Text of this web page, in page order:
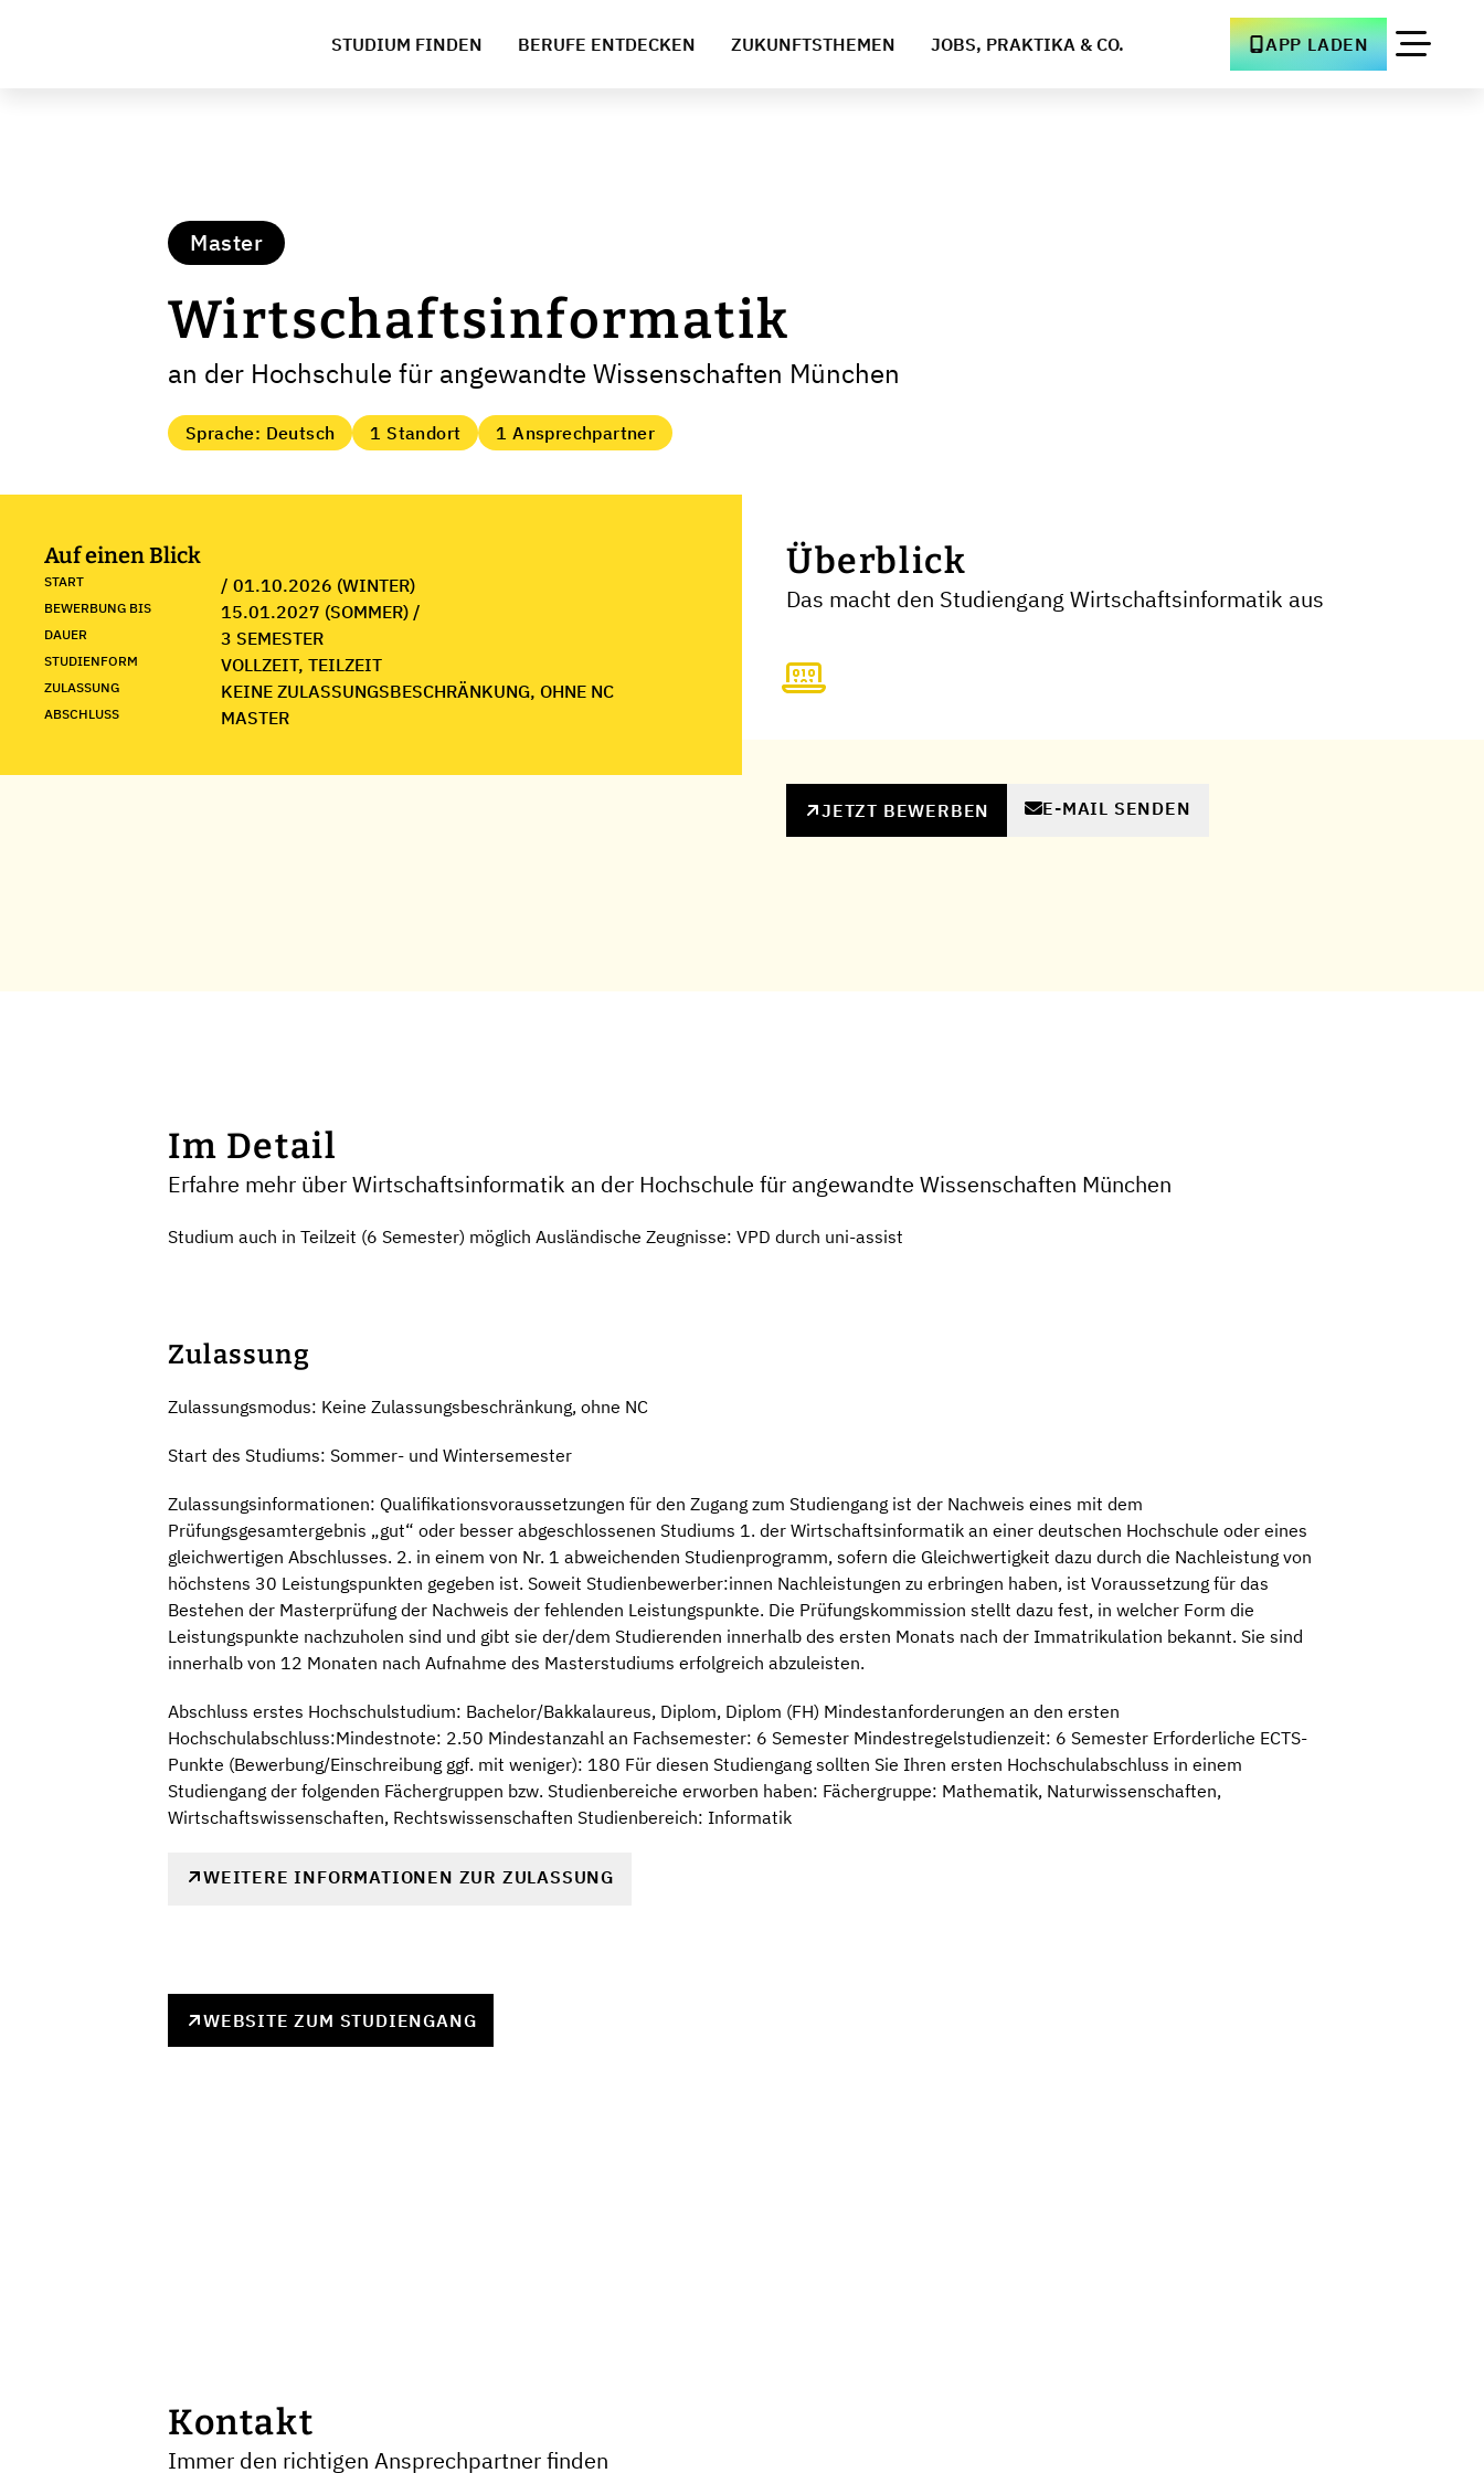
STUDIUM FINDEN BERUFE ENTDECKEN ZUKUNFTSTHEMEN JOBS, PRAKTIKA & CO. APP LADEN
Master
Wirtschaftsinformatik
an der Hochschule für angewandte Wissenschaften München
Sprache: Deutsch 1 Standort 1 Ansprechpartner
Auf einen Blick
START / 01.10.2026 (WINTER)
BEWERBUNG BIS 15.01.2027 (SOMMER) /
DAUER 3 SEMESTER
STUDIENFORM VOLLZEIT, TEILZEIT
ZULASSUNG KEINE ZULASSUNGSBESCHRÄNKUNG, OHNE NC
ABSCHLUSS MASTER
Überblick
Das macht den Studiengang Wirtschaftsinformatik aus
JETZT BEWERBEN E-MAIL SENDEN
Im Detail
Erfahre mehr über Wirtschaftsinformatik an der Hochschule für angewandte Wissenschaften München
Studium auch in Teilzeit (6 Semester) möglich Ausländische Zeugnisse: VPD durch uni-assist
Zulassung
Zulassungsmodus: Keine Zulassungsbeschränkung, ohne NC
Start des Studiums: Sommer- und Wintersemester
Zulassungsinformationen: Qualifikationsvoraussetzungen für den Zugang zum Studiengang ist der Nachweis eines mit dem
Prüfungsgesamtergebnis „gut“ oder besser abgeschlossenen Studiums 1. der Wirtschaftsinformatik an einer deutschen Hochschule oder eines
gleichwertigen Abschlusses. 2. in einem von Nr. 1 abweichenden Studienprogramm, sofern die Gleichwertigkeit dazu durch die Nachleistung von
höchstens 30 Leistungspunkten gegeben ist. Soweit Studienbewerber:innen Nachleistungen zu erbringen haben, ist Voraussetzung für das
Bestehen der Masterprüfung der Nachweis der fehlenden Leistungspunkte. Die Prüfungskommission stellt dazu fest, in welcher Form die
Leistungspunkte nachzuholen sind und gibt sie der/dem Studierenden innerhalb des ersten Monats nach der Immatrikulation bekannt. Sie sind
innerhalb von 12 Monaten nach Aufnahme des Masterstudiums erfolgreich abzuleisten.
Abschluss erstes Hochschulstudium: Bachelor/Bakkalaureus, Diplom, Diplom (FH) Mindestanforderungen an den ersten
Hochschulabschluss:Mindestnote: 2.50 Mindestanzahl an Fachsemester: 6 Semester Mindestregelstudienzeit: 6 Semester Erforderliche ECTS-
Punkte (Bewerbung/Einschreibung ggf. mit weniger): 180 Für diesen Studiengang sollten Sie Ihren ersten Hochschulabschluss in einem
Studiengang der folgenden Fächergruppen bzw. Studienbereiche erworben haben: Fächergruppe: Mathematik, Naturwissenschaften,
Wirtschaftswissenschaften, Rechtswissenschaften Studienbereich: Informatik
WEITERE INFORMATIONEN ZUR ZULASSUNG
WEBSITE ZUM STUDIENGANG
Kontakt
Immer den richtigen Ansprechpartner finden